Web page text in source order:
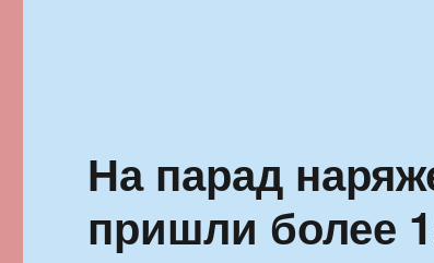
На парад
пришли более